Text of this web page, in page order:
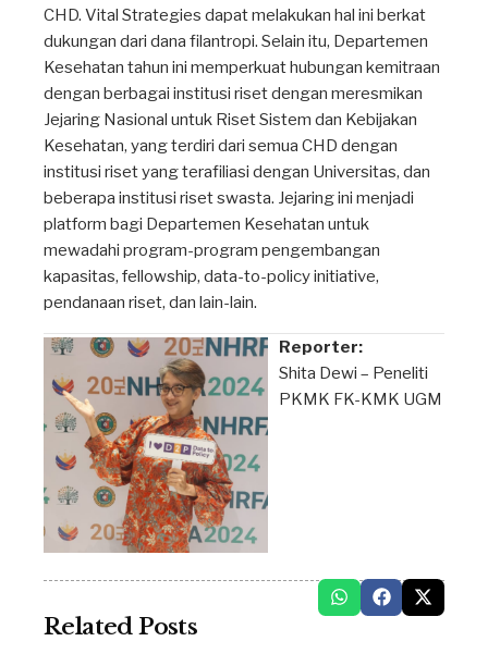
CHD. Vital Strategies dapat melakukan hal ini berkat
dukungan dari dana filantropi. Selain itu, Departemen
Kesehatan tahun ini memperkuat hubungan kemitraan
dengan berbagai institusi riset dengan meresmikan
Jejaring Nasional untuk Riset Sistem dan Kebijakan
Kesehatan, yang terdiri dari semua CHD dengan
institusi riset yang terafiliasi dengan Universitas, dan
beberapa institusi riset swasta. Jejaring ini menjadi
platform bagi Departemen Kesehatan untuk
mewadahi program-program pengembangan
kapasitas, fellowship, data-to-policy initiative,
pendanaan riset, dan lain-lain.
Reporter:
Shita Dewi – Peneliti
PKMK FK-KMK UGM
Related Posts